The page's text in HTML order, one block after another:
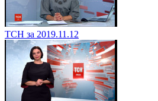
ТСН за 2019.11.12